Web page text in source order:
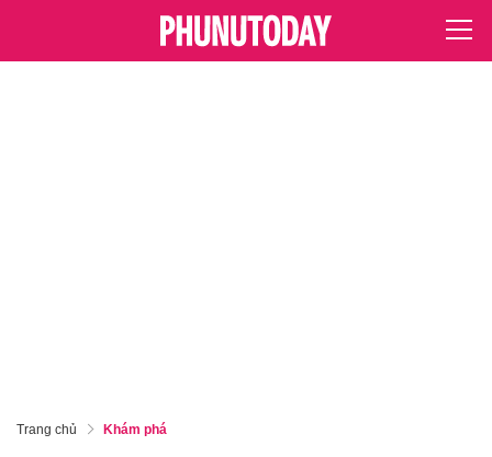
Trang chủ Khám phá